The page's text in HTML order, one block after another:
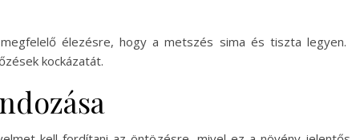
élezésre, hogy a metszés sima és tiszta
kockázatát.